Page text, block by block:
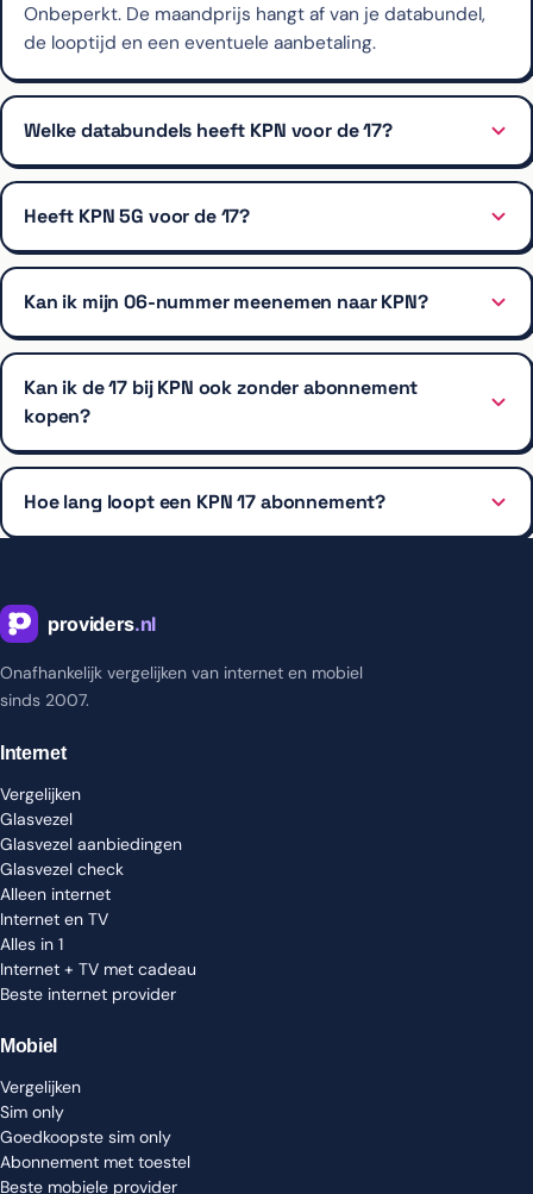
Onbeperkt. De maandprijs hangt af van je databundel,
de looptijd en een eventuele aanbetaling.
Welke databundels heeft KPN voor de 17?
Heeft KPN 5G voor de 17?
Kan ik mijn 06-nummer meenemen naar KPN?
Kan ik de 17 bij KPN ook zonder abonnement
kopen?
Hoe lang loopt een KPN 17 abonnement?
Onafhankelijk vergelijken van internet en mobiel
sinds 2007.
Internet
Vergelijken
Glasvezel
Glasvezel aanbiedingen
Glasvezel check
Alleen internet
Internet en TV
Alles in 1
Internet + TV met cadeau
Beste internet provider
Mobiel
Vergelijken
Sim only
Goedkoopste sim only
Abonnement met toestel
Beste mobiele provider